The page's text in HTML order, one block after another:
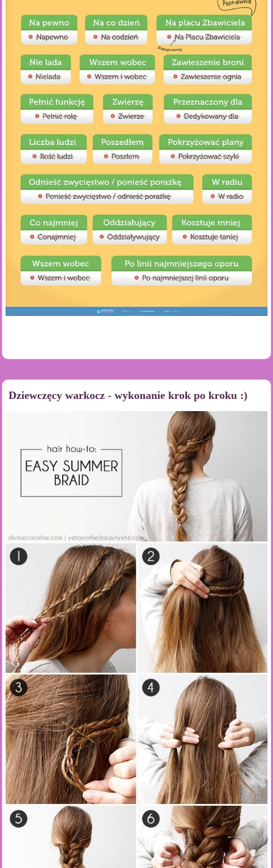
Dziewczęcy warkocz - wykonanie krok po kroku :)